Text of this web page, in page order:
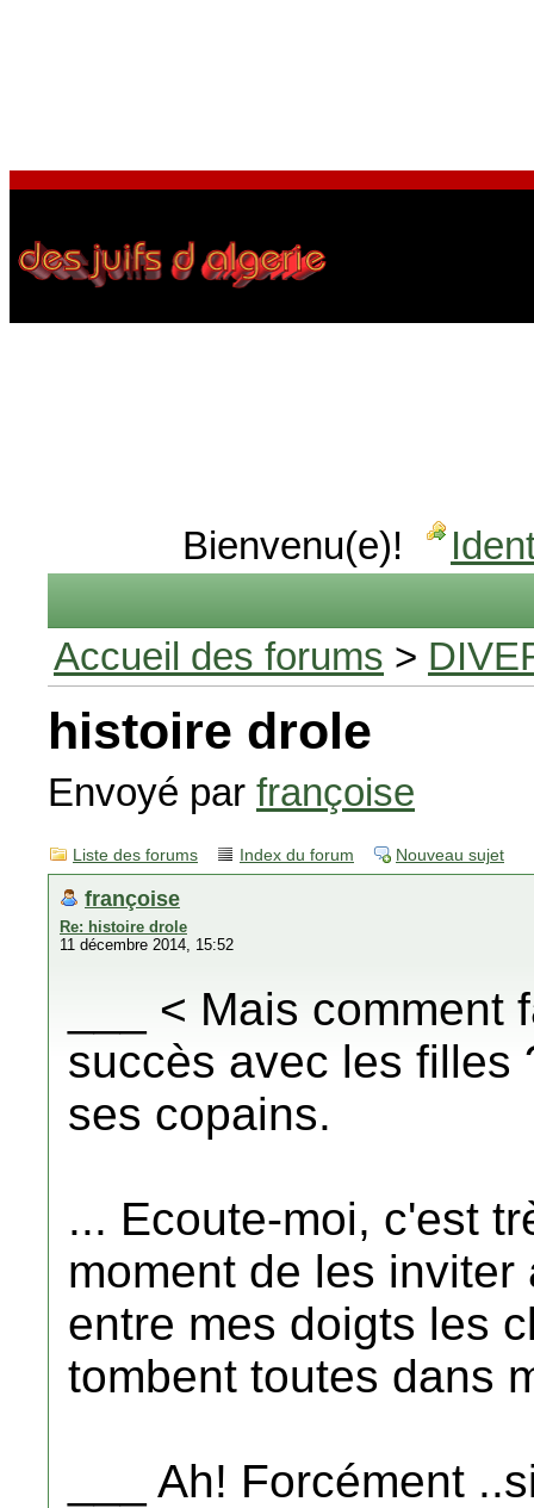
Bienvenu(e)!
Accueil des forums >
histoire drole
Envoyé par françoise
Liste des forums Index du forum Nouveau sujet
françoise
Re: histoire drole
11 décembre 2014, 15:52
___ < Mais
succès avec les filles
ses copains.
... Ecoute-moi, c'est
moment de les
entre mes doigts les
tombent toutes dans
___ Ah! Forcément